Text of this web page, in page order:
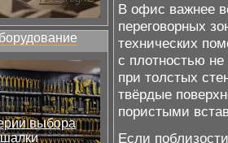
выбора
В офис важнее
переговорных
технических
с плотностью
при толстых
твёрдые
пористыми
Если